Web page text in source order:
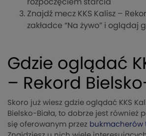
rozpoczęciem starcia
Znajdź mecz KKS Kalisz –
zakładce “Na żywo” i oglądaj
Gdzie oglądać
– Rekord
Skoro już wiesz gdzie oglądać KKS
Bielsko-Biała, to dobrze jest również
się oferowanym przez bukmacherów